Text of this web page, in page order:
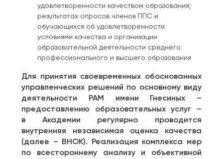
удовлетворенности качеством образования;
результатах опросов членов ППС и
обучающихся об удовлетворенности
условиями качества и организации
образовательной деятельности среднего
профессионального и высшего образования
Для принятия своевременных обоснованных
управленческих решений по основному виду
деятельности РАМ имени Гнесиных –
предоставлению образовательных услуг –
в Академии регулярно проводится
внутренняя независимая оценка качества
(далее – ВНОК). Реализация комплекса мер
по всестороннему анализу и объективной